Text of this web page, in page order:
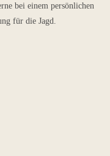
bei einem persönlichen
für die Jagd.